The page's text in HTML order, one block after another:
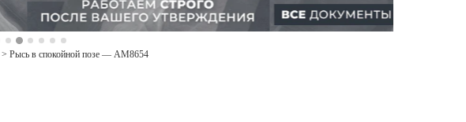
> Рысь в спокойной позе — AM8654